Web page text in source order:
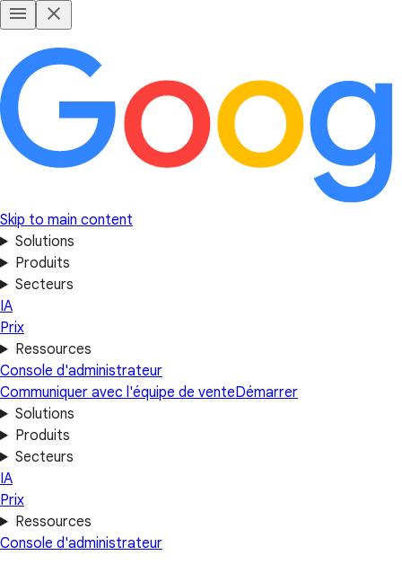
Skip to main content
Solutions
Produits
Secteurs
IA
Prix
Ressources
Console d'administrateur
Communiquer avec l'équipe de venteDémarrer
Solutions
Produits
Secteurs
IA
Prix
Ressources
Console d'administrateur